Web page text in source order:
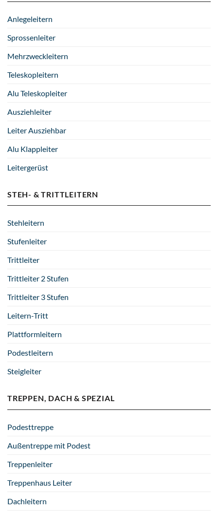
Anlegeleitern
Sprossenleiter
Mehrzweckleitern
Teleskopleitern
Alu Teleskopleiter
Ausziehleiter
Leiter Ausziehbar
Alu Klappleiter
Leitergerüst
STEH- & TRITTLEITERN
Stehleitern
Stufenleiter
Trittleiter
Trittleiter 2 Stufen
Trittleiter 3 Stufen
Leitern-Tritt
Plattformleitern
Podestleitern
Steigleiter
TREPPEN, DACH & SPEZIAL
Podesttreppe
Außentreppe mit Podest
Treppenleiter
Treppenhaus Leiter
Dachleitern